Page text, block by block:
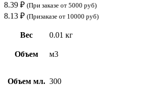
8.39 ₽ (При заказе от 5000 руб)
8.13 ₽ (Призаказе от 10000 руб)
Вес 0.01 кг
Объем м3
Объем мл. 300